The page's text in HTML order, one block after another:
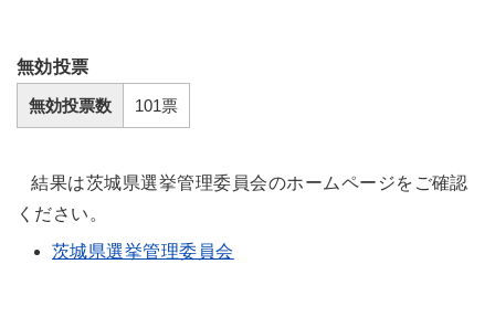
無効投票
無効投票数 101票
結果は茨城県選挙管理委員会のホームページをご確認
ください。
茨城県選挙管理委員会